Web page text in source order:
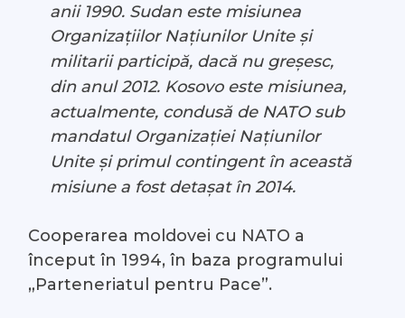
anii 1990. Sudan este misiunea
Organizațiilor Națiunilor Unite și
militarii participă, dacă nu greșesc,
din anul 2012. Kosovo este misiunea,
actualmente, condusă de NATO sub
mandatul Organizației Națiunilor
Unite și primul contingent în această
misiune a fost detașat în 2014.
Cooperarea moldovei cu NATO a
început în 1994, în baza programului
„Parteneriatul pentru Pace”.